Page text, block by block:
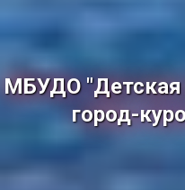
МБУДО "Детская
город-